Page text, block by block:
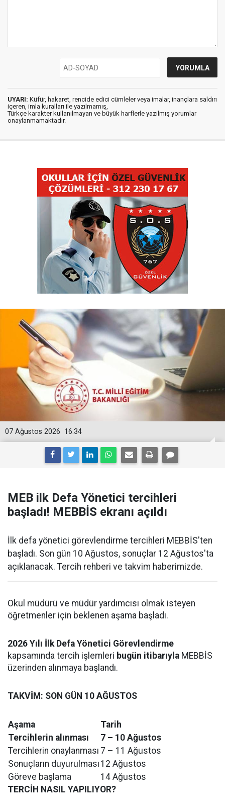
UYARI: Küfür, hakaret, rencide edici cümleler veya imalar, inançlara saldırı
içeren, imla kuralları ile yazılmamış,
Türkçe karakter kullanılmayan ve büyük harflerle yazılmış yorumlar
onaylanmamaktadır.
16:34
07 Ağustos 2026
MEB ilk Defa Yönetici tercihleri
başladı! MEBBİS ekranı açıldı
İlk defa yönetici görevlendirme tercihleri MEBBİS'ten
başladı. Son gün 10 Ağustos, sonuçlar 12 Ağustos'ta
açıklanacak. Tercih rehberi ve takvim haberimizde.
Okul müdürü ve müdür yardımcısı olmak isteyen
öğretmenler için beklenen aşama başladı.
2026 Yılı İlk Defa Yönetici Görevlendirme
kapsamında tercih işlemleri bugün itibarıyla MEBBİS
üzerinden alınmaya başlandı.
TAKVİM: SON GÜN 10 AĞUSTOS
Aşama
Tarih
Tercihlerin alınması
7 – 10 Ağustos
Tercihlerin onaylanması 7 – 11 Ağustos
Sonuçların duyurulması 12 Ağustos
Göreve başlama
14 Ağustos
TERCİH NASIL YAPILIYOR?